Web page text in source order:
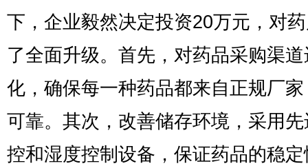
下，企业毅然决定投资20万元，对
了全面升级。首先，对药品采购渠
化，确保每一种药品都来自正规厂
可靠。其次，改善储存环境，采用
控和湿度控制设备，保证药品的稳